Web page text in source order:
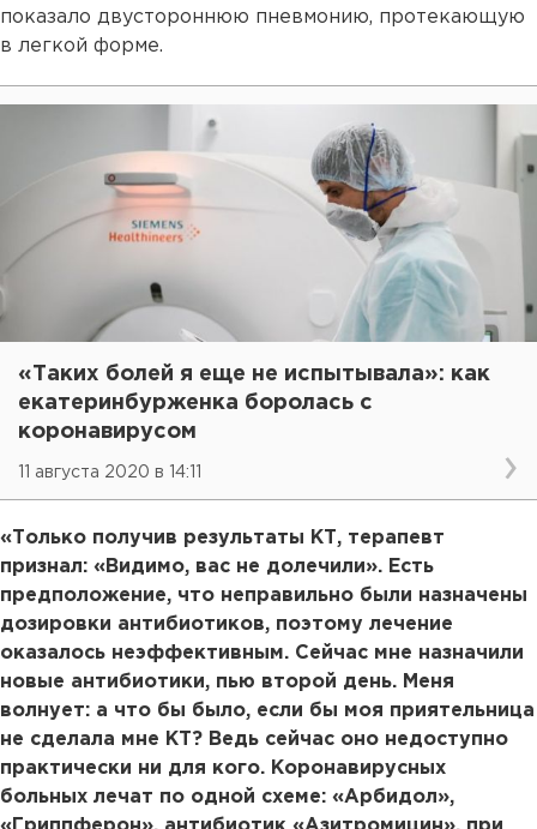
показало двустороннюю пневмонию, протекающую
в легкой форме.
«Таких болей я еще не испытывала»: как
екатеринбурженка боролась с
коронавирусом
11 августа 2020 в 14:11
«Только получив результаты КТ, терапевт
признал: «Видимо, вас не долечили». Есть
предположение, что неправильно были назначены
дозировки антибиотиков, поэтому лечение
оказалось неэффективным. Сейчас мне назначили
новые антибиотики, пью второй день. Меня
волнует: а что бы было, если бы моя приятельница
не сделала мне КТ? Ведь сейчас оно недоступно
практически ни для кого. Коронавирусных
больных лечат по одной схеме: «Арбидол»,